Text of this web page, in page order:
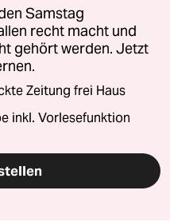
Samstag
recht macht und
gehört werden. Jetzt
Zeitung frei Haus
inkl. Vorlesefunktion